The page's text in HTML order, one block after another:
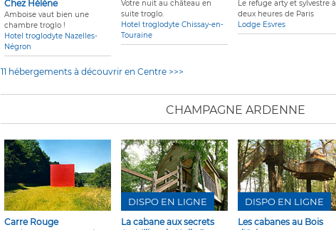
Chez Hélène
Amboise vaut bien une
chambre troglo !
Hotel troglodyte Nazelles-
Négron
Votre nuit au château en
suite troglo.
Hotel troglodyte Chissay-en-
Touraine
Le refuge arty et sylvestre à
deux heures de Paris
Lodge Esvres
11 hébergements à découvrir en Centre >>>
CHAMPAGNE ARDENNE
Carre Rouge
La cabane aux secrets
DISPO EN LIGNE
Les cabanes au Bois
DISPO EN LIGNE